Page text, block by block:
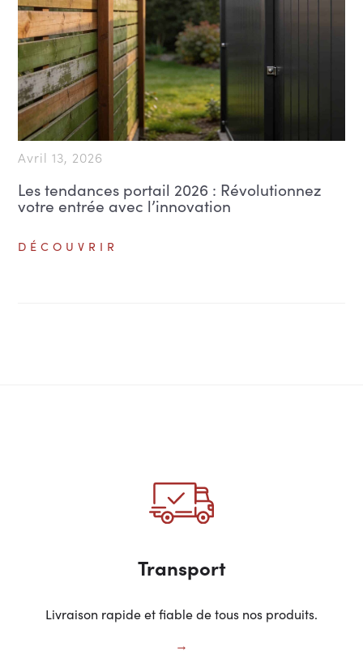
Avril 13, 2026
Les tendances portail 2026 : Révolutionnez
votre entrée avec l’innovation
DÉCOUVRIR
Transport
Livraison rapide et fiable de tous nos produits.